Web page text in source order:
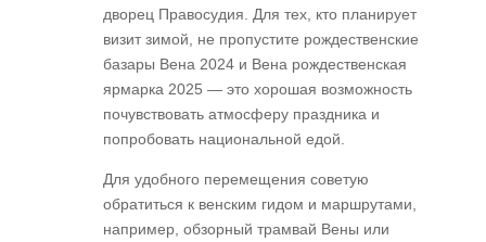
дворец Правосудия. Для тех, кто планирует
визит зимой, не пропустите рождественские
базары Вена 2024 и Вена рождественская
ярмарка 2025 — это хорошая возможность
почувствовать атмосферу праздника и
попробовать национальной едой.
Для удобного перемещения советую
обратиться к венским гидом и маршрутами,
например, обзорный трамвай Вены или